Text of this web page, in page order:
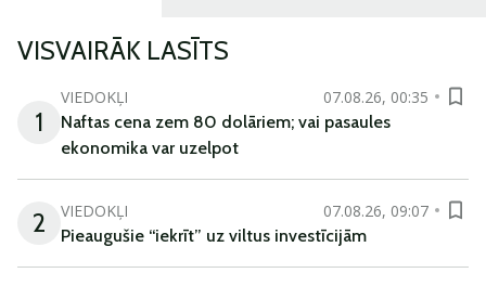
VISVAIRĀK LASĪTS
1
VIEDOKĻI
07.08.26, 00:35
Naftas cena zem 80 dolāriem; vai pasaules
ekonomika var uzelpot
2 VIEDOKĻI
07.08.26, 09:07
Pieaugušie “iekrīt” uz viltus investīcijām